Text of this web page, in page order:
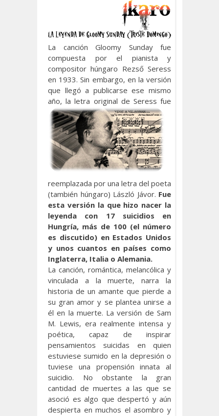
La canción Gloomy Sunday fue
compuesta por el pianista y
compositor húngaro Rezső Seress
en 1933. Sin embargo, en la versión
que llegó a publicarse ese mismo
año, la letra original de Seress fue
reemplazada por una letra del poeta
(también húngaro) László Jávor. Fue
esta versión la que hizo nacer la
leyenda con 17 suicidios en
Hungría, más de 100 (el número
es discutido) en Estados Unidos
y unos cuantos en países como
Inglaterra, Italia o Alemania.
La canción, romántica, melancólica y
vinculada a la muerte, narra la
historia de un amante que pierde a
su gran amor y se plantea unirse a
él en la muerte. La versión de Sam
M. Lewis, era realmente intensa y
poética, capaz de inspirar
pensamientos suicidas en quien
estuviese sumido en la depresión o
tuviese una propensión innata al
suicidio. No obstante la gran
cantidad de muertes a las que se
asoció es algo que despertó y aún
despierta en muchos el asombro y